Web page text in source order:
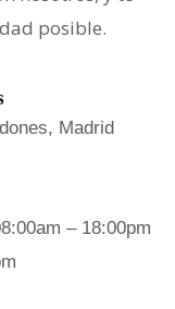
posible.
Madrid
– 18:00pm